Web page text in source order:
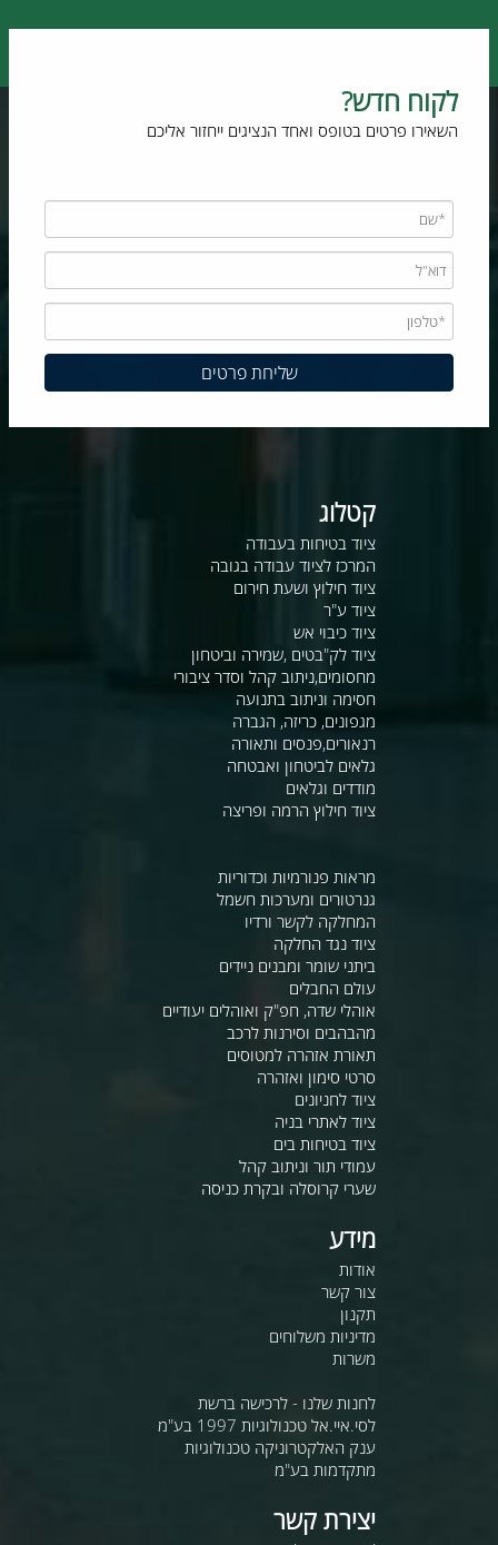
לקוח חדש?
השאירו פרטים בטופס ואחד הנציגים ייחזור אליכם
קטלוג
ציוד בטיחות בעבודה
המרכז לציוד עבודה בגובה
ציוד חילוץ ושעת חירום
ציוד ע"ר
ציוד כיבוי אש
ציוד לק"בטים ,שמירה וביטחון
מחסומים,ניתוב קהל וסדר ציבורי
חסימה וניתוב בתנועה
מגפונים, כריזה, הגברה
רנאורים,פנסים ותאורה
גלאים לביטחון ואבטחה
מודדים וגלאים
ציוד חילוץ הרמה ופריצה
מראות פנורמיות וכדוריות
גנרטורים ומערכות חשמל
המחלקה לקשר ורדיו
ציוד נגד החלקה
ביתני שומר ומבנים ניידים
עולם החבלים
אוהלי שדה, חפ"ק ואוהלים יעודיים
מהבהבים וסירנות לרכב
תאורת אזהרה למטוסים
סרטי סימון ואזהרה
ציוד לחניונים
ציוד לאתרי בניה
ציוד בטיחות בים
עמודי תור וניתוב קהל
שערי קרוסלה ובקרת כניסה
מידע
אודות
צור קשר
תקנון
מדיניות משלוחים
משרות
לחנות שלנו - לרכישה ברשת
לסי.איי.אל טכנולוגיות 1997 בע"מ
ענק האלקטרוניקה טכנולוגיות
מתקדמות בע"מ
יצירת קשר